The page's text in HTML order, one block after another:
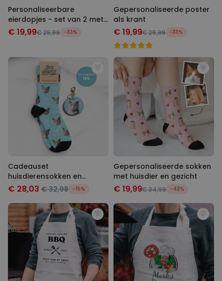
Personaliseerbare
eierdopjes - set van 2 met
naam en symbool
€ 19,99€ 29,99 -33%
Gepersonaliseerde poster
als krant
€ 19,99€ 29,99 -33%
Cadeauset
huisdierensokken en
sleutelhanger
€ 28,03 € 32,98 -15%
Gepersonaliseerde sokken
met huisdier en gezicht
€ 19,99€ 34,99 -43%